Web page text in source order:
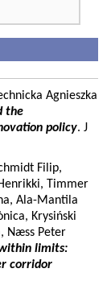
Agnieszka
the
policy. J
Filip,
Timmer
Ala-Mantila
Krysiński
Næss Peter
limits:
corridor